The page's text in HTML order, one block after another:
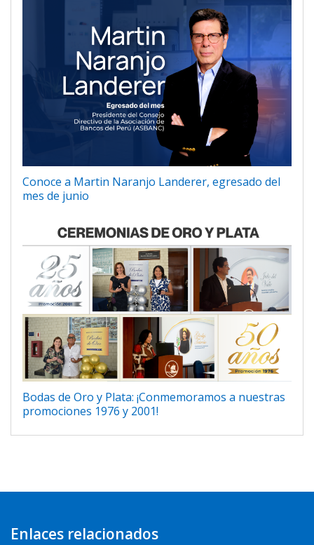
Conoce a Martin Naranjo Landerer, egresado del
mes de junio
Bodas de Oro y Plata: ¡Conmemoramos a nuestras
promociones 1976 y 2001!
Enlaces relacionados